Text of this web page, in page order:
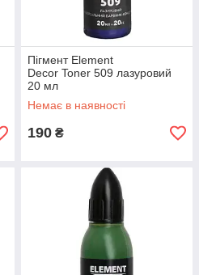
Пігмент Element
Decor Toner 509 лазуровий
20 мл
Немає в наявності
190 ₴